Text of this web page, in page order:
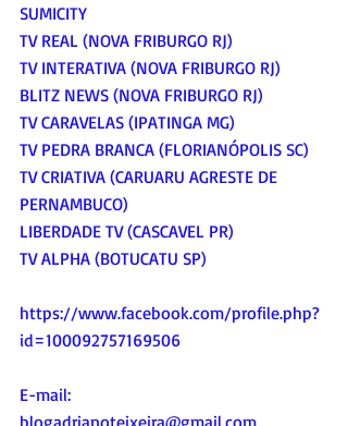
SUMICITY
TV REAL (NOVA FRIBURGO RJ)
TV INTERATIVA (NOVA FRIBURGO RJ)
BLITZ NEWS (NOVA FRIBURGO RJ)
TV CARAVELAS (IPATINGA MG)
TV PEDRA BRANCA (FLORIANÓPOLIS SC)
TV CRIATIVA (CARUARU AGRESTE DE
PERNAMBUCO)
LIBERDADE TV (CASCAVEL PR)
TV ALPHA (BOTUCATU SP)
https://www.facebook.com/profile.php?
id=100092757169506
E-mail:
blogadrianoteixeira@gmail.com